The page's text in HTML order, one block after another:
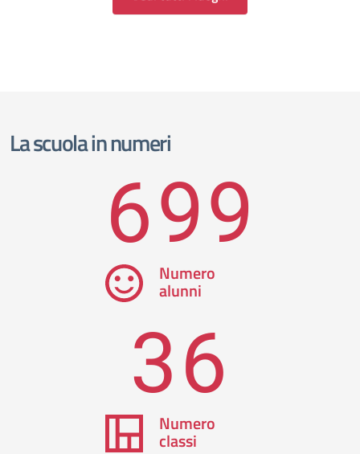
La scuola in numeri
699
Numero
alunni
36
Numero
classi